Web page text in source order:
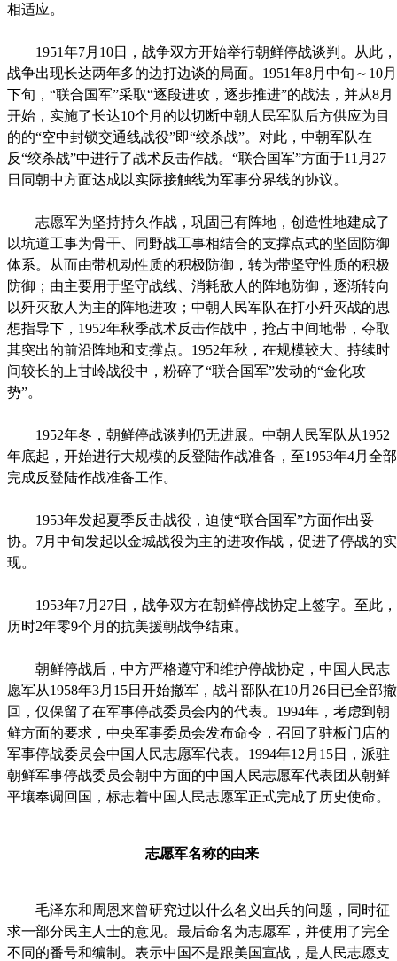
相适应。
1951年7月10日，战争双方开始举行朝鲜停战谈判。从此，
战争出现长达两年多的边打边谈的局面。1951年8月中旬～10月
下旬，“联合国军”采取“逐段进攻，逐步推进”的战法，并从8月
开始，实施了长达10个月的以切断中朝人民军队后方供应为目
的的“空中封锁交通线战役”即“绞杀战”。对此，中朝军队在
反“绞杀战”中进行了战术反击作战。“联合国军”方面于11月27
日同朝中方面达成以实际接触线为军事分界线的协议。
志愿军为坚持持久作战，巩固已有阵地，创造性地建成了
以坑道工事为骨干、同野战工事相结合的支撑点式的坚固防御
体系。从而由带机动性质的积极防御，转为带坚守性质的积极
防御；由主要用于坚守战线、消耗敌人的阵地防御，逐渐转向
以歼灭敌人为主的阵地进攻；中朝人民军队在打小歼灭战的思
想指导下，1952年秋季战术反击作战中，抢占中间地带，夺取
其突出的前沿阵地和支撑点。1952年秋，在规模较大、持续时
间较长的上甘岭战役中，粉碎了“联合国军”发动的“金化攻
势”。
1952年冬，朝鲜停战谈判仍无进展。中朝人民军队从1952
年底起，开始进行大规模的反登陆作战准备，至1953年4月全部
完成反登陆作战准备工作。
1953年发起夏季反击战役，迫使“联合国军”方面作出妥
协。7月中旬发起以金城战役为主的进攻作战，促进了停战的实
现。
1953年7月27日，战争双方在朝鲜停战协定上签字。至此，
历时2年零9个月的抗美援朝战争结束。
朝鲜停战后，中方严格遵守和维护停战协定，中国人民志
愿军从1958年3月15日开始撤军，战斗部队在10月26日已全部撤
回，仅保留了在军事停战委员会内的代表。1994年，考虑到朝
鲜方面的要求，中央军事委员会发布命令，召回了驻板门店的
军事停战委员会中国人民志愿军代表。1994年12月15日，派驻
朝鲜军事停战委员会朝中方面的中国人民志愿军代表团从朝鲜
平壤奉调回国，标志着中国人民志愿军正式完成了历史使命。
志愿军名称的由来
毛泽东和周恩来曾研究过以什么名义出兵的问题，同时征
求一部分民主人士的意见。最后命名为志愿军，并使用了完全
不同的番号和编制。表示中国不是跟美国宣战，是人民志愿支